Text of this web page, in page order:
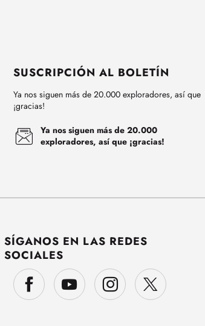
SUSCRIPCIÓN AL BOLETÍN
Ya nos siguen más de 20.000 exploradores, así que
¡gracias!
Ya nos siguen más de 20.000
exploradores, así que ¡gracias!
SÍGANOS EN LAS REDES
SOCIALES